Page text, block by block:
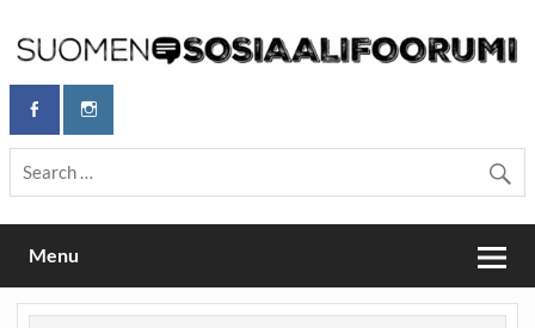
content
Maailmanparannuspäivät / Suomen
Sosiaalifoorumi
Maailmanparannuspäivät Lapinlahden Lähteellä, Helsingissä
26.–27.9.2026
Menu